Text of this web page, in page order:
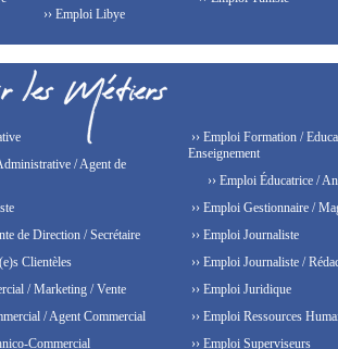
›› Emploi Libye
/ Agent de
de Direction / Secrétaire
Clientèles
/ Marketing / Vente
/ Agent Commercial
Commercial
›› Emploi Formation /
Enseignement
›› Emploi Éducatrice /
›› Emploi Gestionnaire /
›› Emploi Journaliste
›› Emploi Journaliste /
›› Emploi Juridique
›› Emploi Ressources
›› Emploi Superviseurs